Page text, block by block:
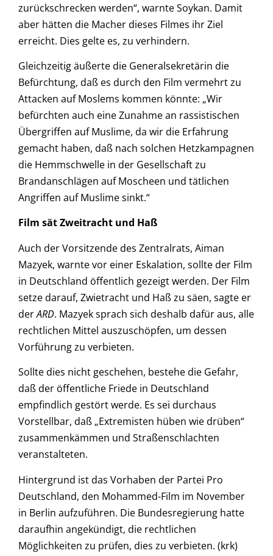
zurückschrecken werden“, warnte Soykan. Damit
aber hätten die Macher dieses Filmes ihr Ziel
erreicht. Dies gelte es, zu verhindern.
Gleichzeitig äußerte die Generalsekretärin die
Befürchtung, daß es durch den Film vermehrt zu
Attacken auf Moslems kommen könnte: „Wir
befürchten auch eine Zunahme an rassistischen
Übergriffen auf Muslime, da wir die Erfahrung
gemacht haben, daß nach solchen Hetzkampagnen
die Hemmschwelle in der Gesellschaft zu
Brandanschlägen auf Moscheen und tätlichen
Angriffen auf Muslime sinkt.“
Film sät Zweitracht und Haß
Auch der Vorsitzende des Zentralrats, Aiman
Mazyek, warnte vor einer Eskalation, sollte der Film
in Deutschland öffentlich gezeigt werden. Der Film
setze darauf, Zwietracht und Haß zu säen, sagte er
derARD. Mazyek sprach sich deshalb dafür aus, alle
rechtlichen Mittel auszuschöpfen, um dessen
Vorführung zu verbieten.
Sollte dies nicht geschehen, bestehe die Gefahr,
daß der öffentliche Friede in Deutschland
empfindlich gestört werde. Es sei durchaus
Vorstellbar, daß „Extremisten hüben wie drüben“
zusammenkämmen und Straßenschlachten
veranstalteten.
Hintergrund ist das Vorhaben der Partei Pro
Deutschland, den Mohammed-Film im November
in Berlin aufzuführen. Die Bundesregierung hatte
daraufhin angekündigt, die rechtlichen
Möglichkeiten zu prüfen, dies zu verbieten. (krk)